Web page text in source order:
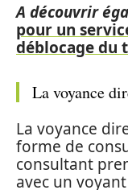
A découvrir
pour un
déblocage du
La voyance
La voyance
forme de
consultant
avec un